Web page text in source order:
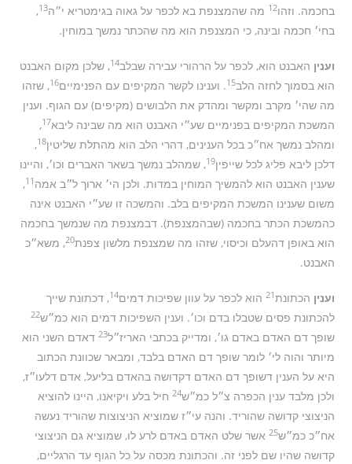
בחכמה. וזהו12 מה שהמצנפת בא לכפר על גאוה בגימטריא י״ה13
,
בחי׳ חכמה ובינה, כי המצנפת הוא מה שהכתר נמשך במוחין.
וענין האבנט הוא, לכפר על הרהורי עבירה שבלב14, שלכן מקום האבנט
הוא בסמוך לחזה הלב15. וענינו לקשר המקיפים עם הפנימיים16, שזהו
מה שהי׳ מקרב ומקשר ומהדק את הלבושים (מקיפים) עם הגוף. וענין
המשכת המקיפים בפנימיים שע״י האבנט הוא מה שבינה ליבא17
,
ומהלב נמשך אח״כ בכל הענינים, דהרי הלב הוא מהתלת שליטין18
,
דלכן ליבא פליג לכל שייפין19, שמהלב נמשך בשאר האברים וכו׳, והיינו
שענין האבנט הוא להמשיך המוחין במדות. ולכן הי׳ ארוך ל״ב אמה 11
,
משום שענינו המשכת המקיפים בלב. והמשכה זו שע״י האבנט אינה
כהמשכת הכתר בחכמה (שבהמצנפת). דבמצנפת מה שנמשך בחכמה
הוא באופן דהעלם וכיסוי, שזהו מה שמצנפת מלשון צפנת20, משא״כ
האבנט.
וענין הכתונת21 הוא לכפר על עוון שפיכות דמים14, דכתונת שייך
להכתונת פסים שטבלו בדם וכו׳. וענין השפיכות דמים הוא כמ״ש22
שופך דם האדם באדם גו׳, ומדייק בכתבי האריז״ל23 דאדם השני הוא
מיותר והוה לי׳ לומר שופך דם האדם בלבד, ומבאר שכוונת הכתוב
היא על הענין דשופך דם האדם דקדושה בהאדם בליעל, אדם דלעו״ז,
ולכן מלבד ענין הכפרה צ״ל כמ״ש24 חיל בלע ויקיאנו, היינו להוציא
הניצוצי קדושה שהוריד. והנה עי״ז שמוציא הניצוצות שהוריד נעשה
אח״כ כמ״ש25 אשר שלט האדם באדם לרע לו, שמוציא גם הניצוצי
קדושה שהיו שם לפני זה. והכתונת מכסה על כל הגוף עד הרגליים,